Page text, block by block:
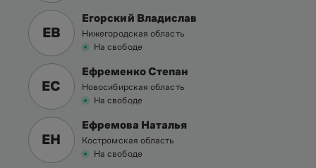
ЕВ
Егорский Владислав
Нижегородская область
На свободе
ЕС
Ефременко Степан
Новосибирская область
На свободе
ЕН
Ефремова Наталья
Костромская область
На свободе